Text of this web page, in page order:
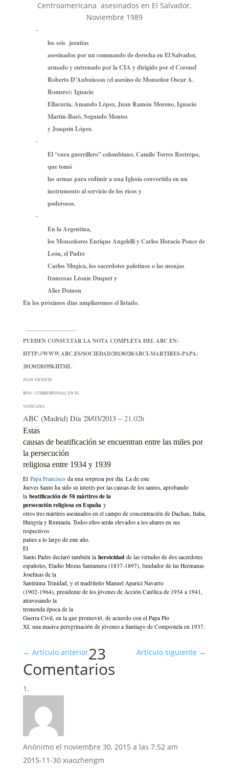
Centroamericana asesinados en El Salvador,
Noviembre 1989
–
los seis jesuítas
asesinados por un commando de derecha en El Salvador,
armado y entrenado por la CIA y dirigido por el Coronel
Roberto D’Aubuisson (el asesino de Monseñor Oscar A.
Romero): Ignacio
Ellacuría, Amando López, Juan Ramón Moreno, Ignacio
Martín-Baró, Segundo Montes
y Joaquín López.
–
El “cura guerrillero” colombiano, Camilo Torres Restrepo,
que tomó
las armas para redimir a una Iglesia convertida en un
instrumento al servicio de los ricos y
poderosos.
–
En la Argentina,
los Monseñores Enrique Angelelli y Carlos Horacio Ponce de
León, el Padre
Carlos Mugica, los sacerdotes palotinos o las monjas
francesas Léonie Duquet y
Alice Domon
En los próximos días ampliaremos el listado.
PUEDEN CONSULTAR LA NOTA COMPLETA DEL ABC EN:
HTTP://WWW.ABC.ES/SOCIEDAD/20130328/ABCI-MARTIRES-PAPA-
201303281958.HTML´
JUAN VICENTE
BOO / CORRESPONSAL EN EL
VATICANO
ABC (Madrid) Día 28/03/2013 – 21.02h
Estas
causas de beatificación se encuentran entre las miles por
la persecución
religiosa entre 1934 y 1939
El Papa Francisco da una sorpresa por día. La de este
Jueves Santo ha sido su interés por las causas de los santos, aprobando
la beatificación de 58 mártires de la
persecución religiosa en España y
otros tres mártires asesinados en el campo de concentración de Dachau, Italia,
Hungría y Rumanía. Todos ellos serán elevados a los altares en sus
respectivos
países a lo largo de este año.
El
Santo Padre declaró también la heroicidad de las virtudes de dos sacerdotes
españoles, Eladio Mozas Santamera (1837-1897), fundador de las Hermanas
Josefinas de la
Santísima Trinidad, y el madrileño Manuel Aparici Navarro
(1902-1964), presidente de los jóvenes de Acción Católica de 1934 a 1941,
atravesando la
tremenda época de la
Guerra Civil, en la que promovió, de acuerdo con el Papa Pío
XI, una masiva peregrinación de jóvenes a Santiago de Compostela en 1937.
← Artículo anterior Artículo siguiente →
23
Comentarios
Anónimo el noviembre 30, 2015 a las 7:52 am
2015-11-30 xiaozhengm